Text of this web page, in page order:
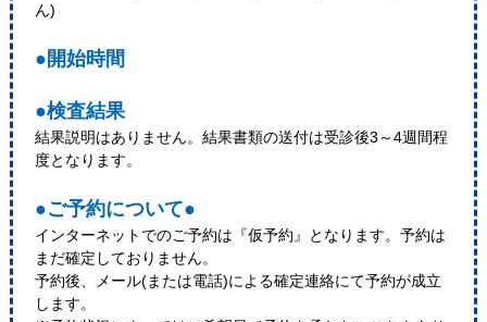
ん)
●開始時間
●検査結果
結果説明はありません。結果書類の送付は受診後3～4週間程
度となります。
●ご予約について●
インターネットでのご予約は『仮予約』となります。予約は
まだ確定しておりません。
予約後、メール(または電話)による確定連絡にて予約が成立
します。